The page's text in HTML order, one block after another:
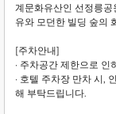
계문화유산인 선정릉
유와 모던한 빌딩 숲의
[주차안내]
· 주차공간 제한으로
· 호텔 주차장 만차 시,
해 부탁드립니다.